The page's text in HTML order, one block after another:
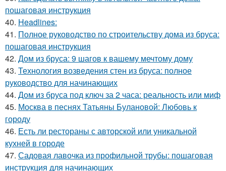
пошаговая инструкция
40. Headlines:
41. Полное руководство по строительству дома из бруса:
пошаговая инструкция
42. Дом из бруса: 9 шагов к вашему мечтому дому
43. Технология возведения стен из бруса: полное
руководство для начинающих
44. Дом из бруса под ключ за 2 часа: реальность или миф
45. Москва в песнях Татьяны Булановой: Любовь к
городу
46. Есть ли рестораны с авторской или уникальной
кухней в городе
47. Садовая лавочка из профильной трубы: пошаговая
инструкция для начинающих